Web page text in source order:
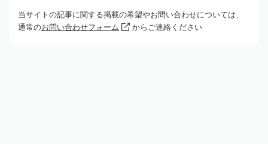
当サイトの記事に関する掲載の希望やお問い合わせについては、
通常のお問い合わせフォーム からご連絡ください